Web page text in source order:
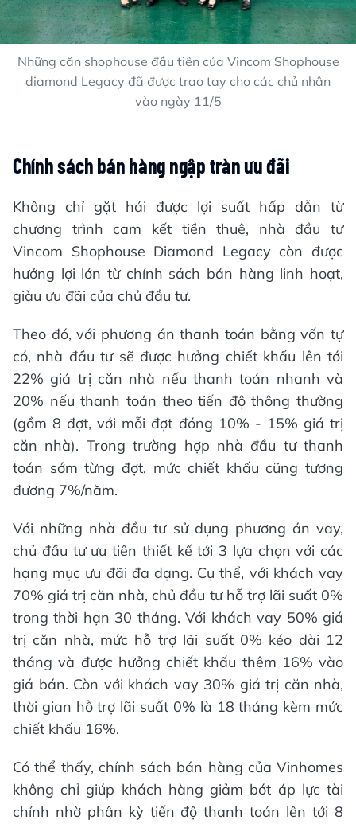
Những căn shophouse đầu tiên của Vincom Shophouse
diamond Legacy đã được trao tay cho các chủ nhân
vào ngày 11/5
Chính sách bán hàng ngập tràn ưu đãi
Không chỉ gặt hái được lợi suất hấp dẫn từ
chương trình cam kết tiền thuê, nhà đầu tư
Vincom Shophouse Diamond Legacy còn được
hưởng lợi lớn từ chính sách bán hàng linh hoạt,
giàu ưu đãi của chủ đầu tư.
Theo đó, với phương án thanh toán bằng vốn tự
có, nhà đầu tư sẽ được hưởng chiết khấu lên tới
22% giá trị căn nhà nếu thanh toán nhanh và
20% nếu thanh toán theo tiến độ thông thường
(gồm 8 đợt, với mỗi đợt đóng 10% - 15% giá trị
căn nhà). Trong trường hợp nhà đầu tư thanh
toán sớm từng đợt, mức chiết khấu cũng tương
đương 7%/năm.
Với những nhà đầu tư sử dụng phương án vay,
chủ đầu tư ưu tiên thiết kế tới 3 lựa chọn với các
hạng mục ưu đãi đa dạng. Cụ thể, với khách vay
70% giá trị căn nhà, chủ đầu tư hỗ trợ lãi suất 0%
trong thời hạn 30 tháng. Với khách vay 50% giá
trị căn nhà, mức hỗ trợ lãi suất 0% kéo dài 12
tháng và được hưởng chiết khấu thêm 16% vào
giá bán. Còn với khách vay 30% giá trị căn nhà,
thời gian hỗ trợ lãi suất 0% là 18 tháng kèm mức
chiết khấu 16%.
Có thể thấy, chính sách bán hàng của Vinhomes
không chỉ giúp khách hàng giảm bớt áp lực tài
chính nhờ phân kỳ tiến độ thanh toán lên tới 8